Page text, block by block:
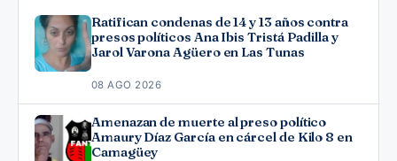
Ratifican condenas de 14 y 13 años contra
presos políticos Ana Ibis Tristá Padilla y
Jarol Varona Agüero en Las Tunas
08 AGO 2026
Amenazan de muerte al preso político
Amaury Díaz García en cárcel de Kilo 8 en
Camagüey